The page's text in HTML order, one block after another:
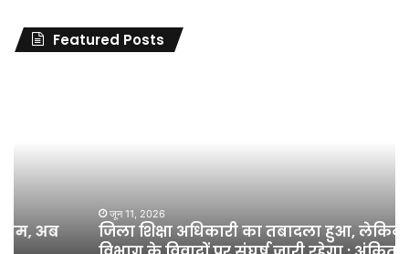
Featured Posts
विभाग
जिला शिक्षा अधिकारी का तबादला हुआ, लेकिन शिक्षा